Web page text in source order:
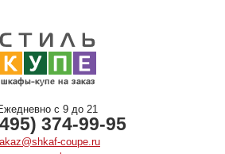
с 9 до 21
374-99-95
coupe.ru